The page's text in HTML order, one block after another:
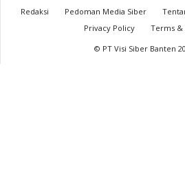
Redaksi Pedoman Media Siber
Privacy Policy
Terms &
© PT Visi Siber Banten